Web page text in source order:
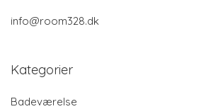
info@room328.dk
Kategorier
Badeværelse